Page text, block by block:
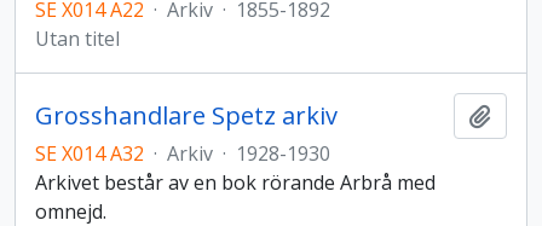
SE X014 A22 · Arkiv · 1855-1892
Utan titel
Grosshandlare Spetz arkiv
SE X014 A32 · Arkiv · 1928-1930
Arkivet består av en bok rörande Arbrå med
omnejd.